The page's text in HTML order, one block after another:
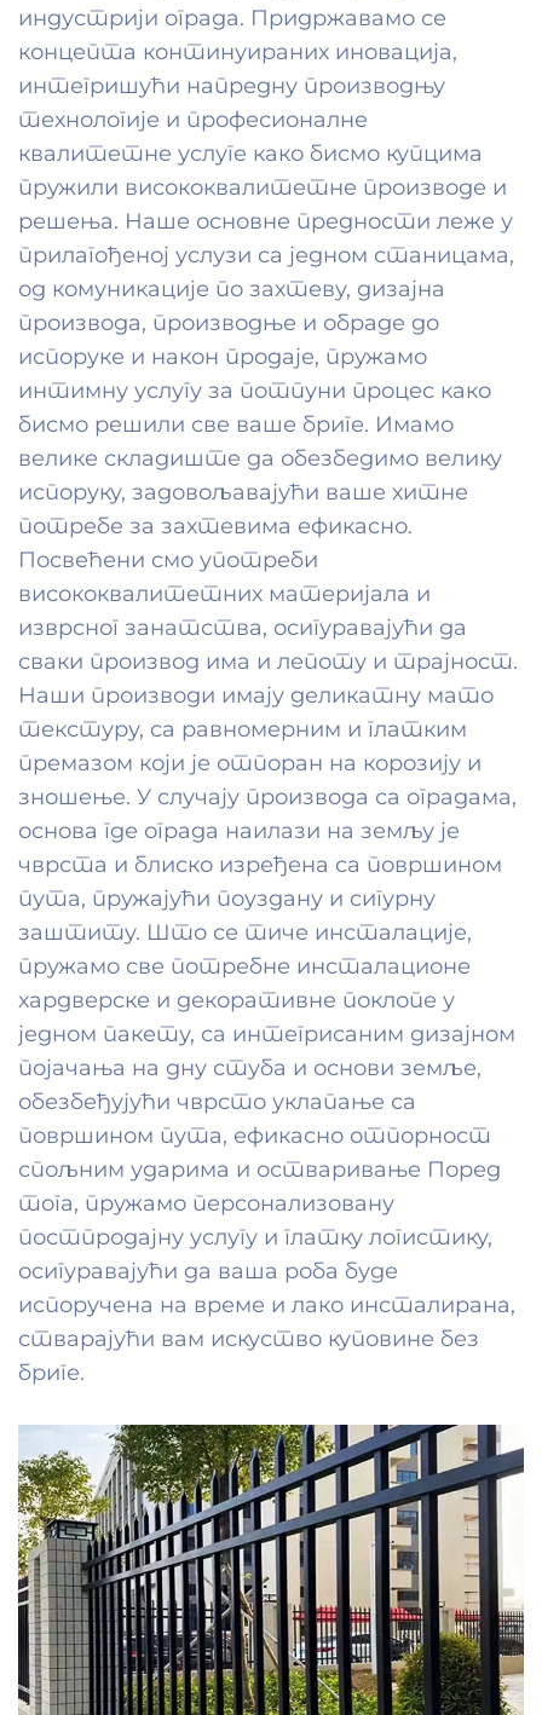
индустрији ограда. Придржавамо се
концепта континуираних иновација,
интегришући напредну производњу
технологије и професионалне
квалитетне услуге како бисмо купцима
пружили висококвалитетне производе и
решења. Наше основне предности леже у
прилагођеној услузи са једном станицама,
од комуникације по захтеву, дизајна
производа, производње и обраде до
испоруке и након продаје, пружамо
интимну услугу за потпуни процес како
бисмо решили све ваше бриге. Имамо
велике складиште да обезбедимо велику
испоруку, задовољавајући ваше хитне
потребе за захтевима ефикасно.
Посвећени смо употреби
висококвалитетних материјала и
изврсног занатства, осигуравајући да
сваки производ има и лепоту и трајност.
Наши производи имају деликатну мато
текстуру, са равномерним и глатким
премазом који је отпоран на корозију и
зношење. У случају производа са оградама,
основа где ограда наилази на земљу је
чврста и блиско изређена са површином
пута, пружајући поуздану и сигурну
заштиту. Што се тиче инсталације,
пружамо све потребне инсталационе
хардверске и декоративне поклопе у
једном пакету, са интегрисаним дизајном
појачања на дну стуба и основи земље,
обезбеђујући чврсто уклапање са
површином пута, ефикасно отпорност
спољним ударима и остваривање Поред
тога, пружамо персонализовану
постпродајну услугу и глатку логистику,
осигуравајући да ваша роба буде
испоручена на време и лако инсталирана,
стварајући вам искуство куповине без
бриге.